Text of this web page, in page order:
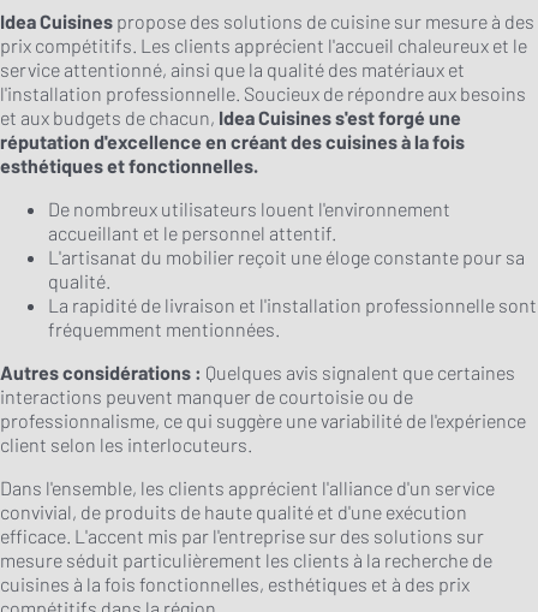
Idea Cuisines propose des solutions de cuisine sur mesure à des
prix compétitifs. Les clients apprécient l'accueil chaleureux et le
service attentionné, ainsi que la qualité des matériaux et
l'installation professionnelle. Soucieux de répondre aux besoins
et aux budgets de chacun, Idea Cuisines s'est forgé une
réputation d'excellence en créant des cuisines à la fois
esthétiques et fonctionnelles.
De nombreux utilisateurs louent l'environnement
accueillant et le personnel attentif.
L'artisanat du mobilier reçoit une éloge constante pour sa
qualité.
La rapidité de livraison et l'installation professionnelle sont
fréquemment mentionnées.
Autres considérations : Quelques avis signalent que certaines
interactions peuvent manquer de courtoisie ou de
professionnalisme, ce qui suggère une variabilité de l'expérience
client selon les interlocuteurs.
Dans l'ensemble, les clients apprécient l'alliance d'un service
convivial, de produits de haute qualité et d'une exécution
efficace. L'accent mis par l'entreprise sur des solutions sur
mesure séduit particulièrement les clients à la recherche de
cuisines à la fois fonctionnelles, esthétiques et à des prix